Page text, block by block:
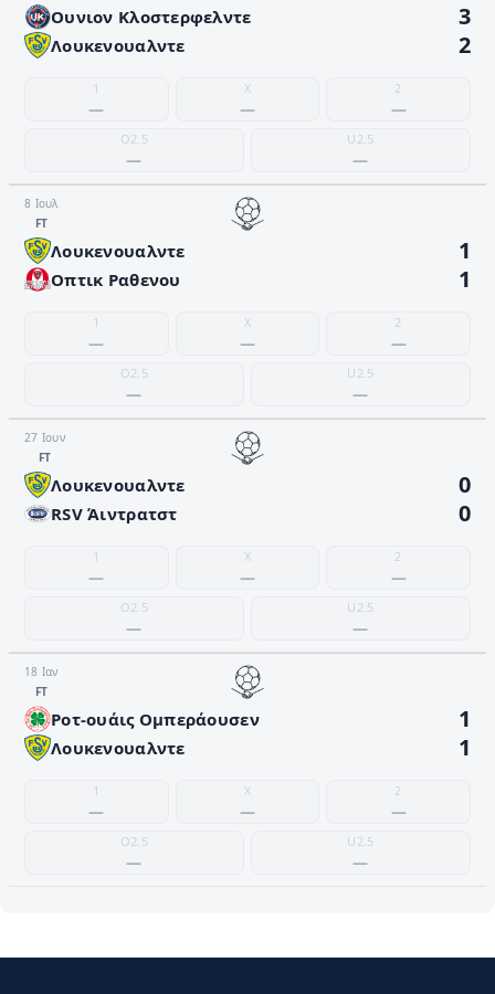
Ουνιον Κλοστερφελντε 3
Λουκενουαλντε 2
1
—
X
—
2
—
O2.5
—
U2.5
—
8 Ιουλ
FΤ
Λουκενουαλντε 1
Οπτικ Ραθενου 1
1
—
X
—
2
—
O2.5
—
U2.5
—
27 Ιουν
FΤ
Λουκενουαλντε 0
RSV Άιντρατστ 0
1
—
X
—
2
—
O2.5
—
U2.5
—
18 Ιαν
FΤ
Ροτ-ουάις Ομπεράουσεν 1
Λουκενουαλντε 1
1
—
X
—
2
—
O2.5
—
U2.5
—